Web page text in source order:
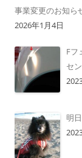
事業変更のお知ら
2026年1月4日
Fフ
セ
明